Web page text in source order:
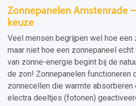
Zonnepanelen Amstenrade
keuze
Veel mensen begrijpen wel hoe een
maar niet hoe een zonnepaneel
van zonne-energie begint bij de
de zon! Zonnepanelen functioneren
zonnecellen die warmte absorberen
electra deeltjes (fotonen)